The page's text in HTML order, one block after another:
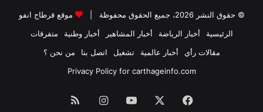
© حقوق النشر 2026، جميع الحقوق محفوظة |
موقع قرطاج انفو
الرئيسية
أخبار الرياضة أخبار المشاهير أخبار وطنية
متفرقات
مقالات رأي
أخبار عالمية تشغيل اتصل بنا
من نحن ؟
Privacy Policy for carthageinfo.com
فيسبوك ‫YouTubeانستقرام